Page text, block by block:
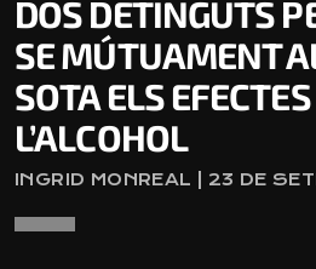
DOS DETINGUTS
SE MÚTUAMENT
SOTA ELS
L’ALCOHOL
INGRID MONREAL | 23 DE